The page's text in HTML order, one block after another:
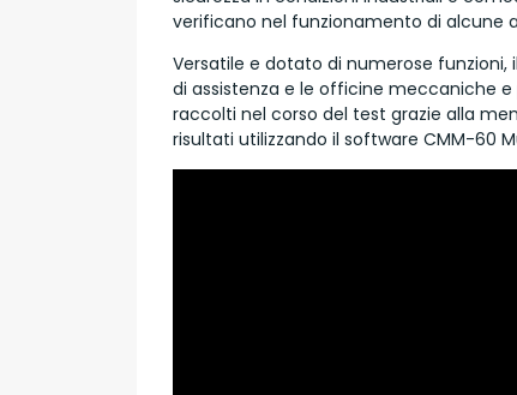
verificano nel funzionamento di alcune
Versatile e dotato di numerose
di assistenza e le officine meccaniche
raccolti nel corso del test grazie alla
risultati utilizzando il software CMM-60